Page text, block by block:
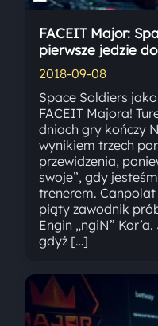
FACEIT Major:
pierwsze jedzie
2018-09-08
Space Soldiers
FACEIT Majora!
dniach gry kończy
wynikiem trzech
przewidzenia,
swoje”, gdy
trenerem. Canpolat
piąty zawodnik
Engin „ngiN”
gdyż […]